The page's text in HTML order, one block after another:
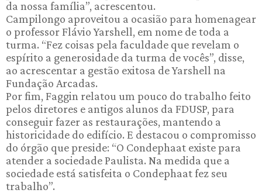
da nossa família”, acrescentou.
Campilongo aproveitou a ocasião para homenagear
o professor Flávio Yarshell, em nome de toda a
turma. “Fez coisas pela faculdade que revelam o
espírito a generosidade da turma de vocês”, disse,
ao acrescentar a gestão exitosa de Yarshell na
Fundação Arcadas.
Por fim, Faggin relatou um pouco do trabalho feito
pelos diretores e antigos alunos da FDUSP, para
conseguir fazer as restaurações, mantendo a
historicidade do edifício. E destacou o compromisso
do órgão que preside: “O Condephaat existe para
atender a sociedade Paulista. Na medida que a
sociedade está satisfeita o Condephaat fez seu
trabalho”.